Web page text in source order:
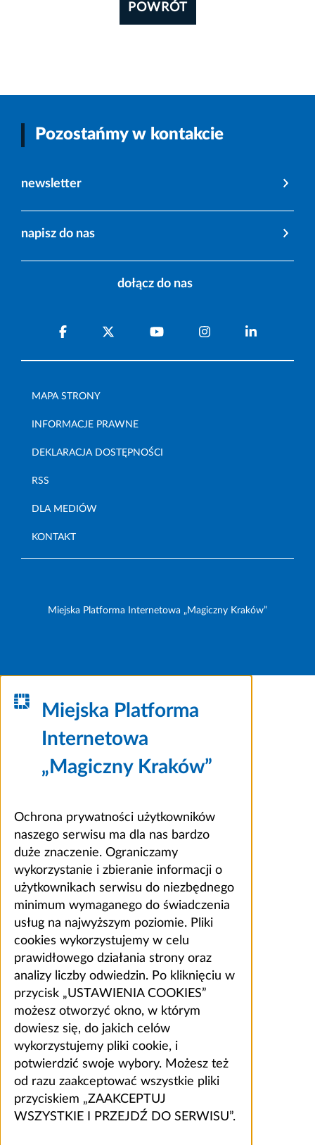
POWRÓT
Pozostańmy w kontakcie
newsletter
napisz do nas
dołącz do nas
MAPA STRONY
INFORMACJE PRAWNE
DEKLARACJA DOSTĘPNOŚCI
RSS
DLA MEDIÓW
KONTAKT
Miejska Platforma Internetowa „Magiczny Kraków”
Miejska Platforma
Internetowa
„Magiczny Kraków”
Ochrona prywatności użytkowników
naszego serwisu ma dla nas bardzo
duże znaczenie. Ograniczamy
wykorzystanie i zbieranie informacji o
użytkownikach serwisu do niezbędnego
minimum wymaganego do świadczenia
usług na najwyższym poziomie. Pliki
cookies wykorzystujemy w celu
prawidłowego działania strony oraz
analizy liczby odwiedzin. Po kliknięciu w
przycisk „USTAWIENIA COOKIES”
możesz otworzyć okno, w którym
dowiesz się, do jakich celów
wykorzystujemy pliki cookie, i
potwierdzić swoje wybory. Możesz też
od razu zaakceptować wszystkie pliki
przyciskiem „ZAAKCEPTUJ
WSZYSTKIE I PRZEJDŹ DO SERWISU”.